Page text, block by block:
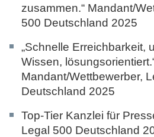
zusammen.“ Mandant/
500 Deutschland 2025
„Schnelle Erreichbarkeit,
Wissen,
Mandant/Wettbewerber,
Deutschland 2025
Top-Tier Kanzlei für
Legal 500 Deutschland